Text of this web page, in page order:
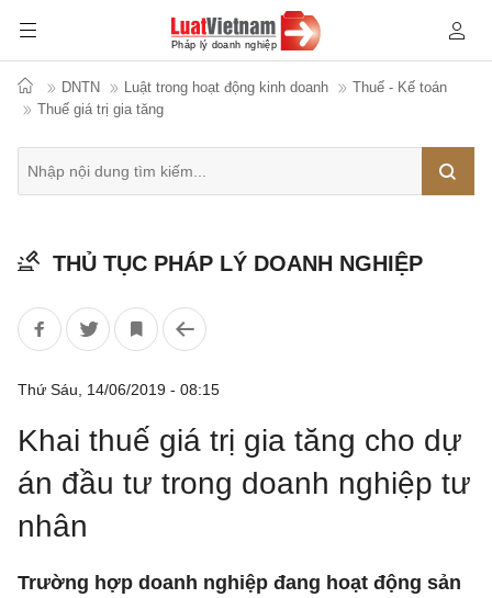
DNTN Luật trong hoạt động kinh doanh
Thuế - Kế toán
Thuế giá trị gia tăng
THỦ TỤC PHÁP LÝ DOANH NGHIỆP
Thứ Sáu, 14/06/2019 - 08:15
Khai thuế giá trị gia tăng cho dự
án đầu tư trong doanh nghiệp tư
nhân
Trường hợp doanh nghiệp đang hoạt động sản